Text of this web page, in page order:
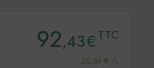
92,43€ TTC
20,54 € /L